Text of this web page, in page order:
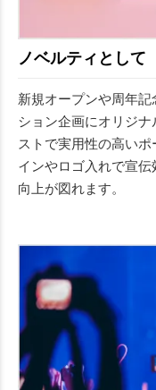
ノベルティとして
新規オープンや周年
ション企画にオリジ
ストで実用性の高い
インやロゴ入れで宣
向上が図れます。